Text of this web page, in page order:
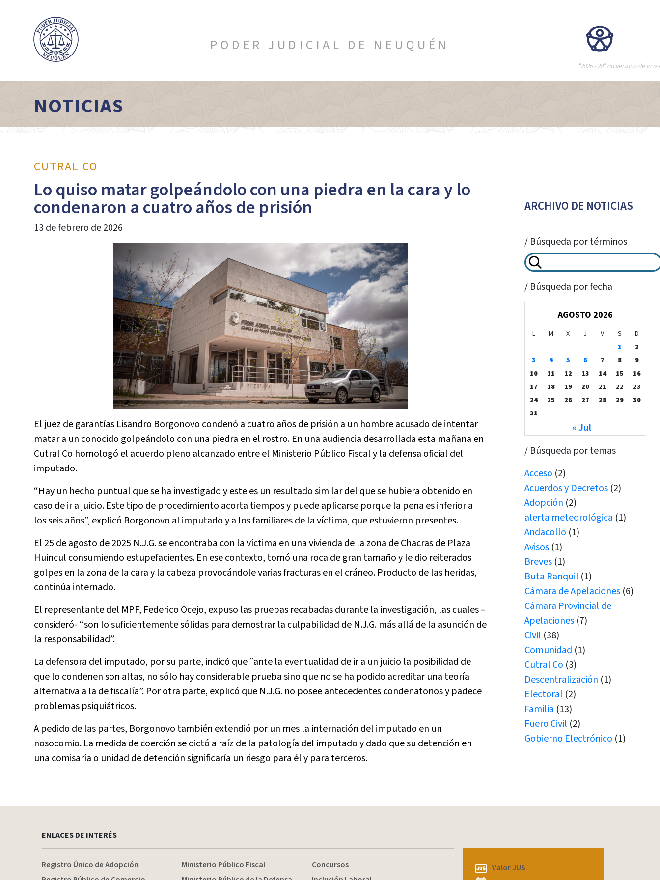
PODER JUDICIAL DE NEUQUÉN
“2026 - 20º aniversario de la
NOTICIAS
CUTRAL CO
Lo quiso matar golpeándolo con una piedra en la cara y lo
condenaron a cuatro años de prisión
13 de febrero de 2026
El juez de garantías Lisandro Borgonovo condenó a cuatro años de prisión a un hombre acusado de intentar
matar a un conocido golpeándolo con una piedra en el rostro. En una audiencia desarrollada esta mañana en
Cutral Co homologó el acuerdo pleno alcanzado entre el Ministerio Público Fiscal y la defensa oficial del
imputado.
“Hay un hecho puntual que se ha investigado y este es un resultado similar del que se hubiera obtenido en
caso de ir a juicio. Este tipo de procedimiento acorta tiempos y puede aplicarse porque la pena es inferior a
los seis años”, explicó Borgonovo al imputado y a los familiares de la víctima, que estuvieron presentes.
El 25 de agosto de 2025 N.J.G. se encontraba con la víctima en una vivienda de la zona de Chacras de Plaza
Huincul consumiendo estupefacientes. En ese contexto, tomó una roca de gran tamaño y le dio reiterados
golpes en la zona de la cara y la cabeza provocándole varias fracturas en el cráneo. Producto de las heridas,
continúa internado.
El representante del MPF, Federico Ocejo, expuso las pruebas recabadas durante la investigación, las cuales –
consideró- “son lo suficientemente sólidas para demostrar la culpabilidad de N.J.G. más allá de la asunción de
la responsabilidad”.
La defensora del imputado, por su parte, indicó que “ante la eventualidad de ir a un juicio la posibilidad de
que lo condenen son altas, no sólo hay considerable prueba sino que no se ha podido acreditar una teoría
alternativa a la de fiscalía”. Por otra parte, explicó que N.J.G. no posee antecedentes condenatorios y padece
problemas psiquiátricos.
A pedido de las partes, Borgonovo también extendió por un mes la internación del imputado en un
nosocomio. La medida de coerción se dictó a raíz de la patología del imputado y dado que su detención en
una comisaría o unidad de detención significaría un riesgo para él y para terceros.
ARCHIVO DE NOTICIAS
/ Búsqueda por términos
/ Búsqueda por fecha
AGOSTO 2026
L M X J V S
D
1
2
3
4 5 6 7 8
9
10
11 12 13 14 15
16
17
18 19 20 21 22
23
24
25 26 27 28 29
30
31
« Jul
/ Búsqueda por temas
Acceso (2)
Acuerdos y Decretos (2)
Adopción (2)
alerta meteorológica (1)
Andacollo (1)
Avisos (1)
Breves (1)
Buta Ranquil (1)
Cámara de Apelaciones (6)
Cámara Provincial de
Apelaciones (7)
Civil (38)
Comunidad (1)
Cutral Co (3)
Descentralización (1)
Electoral (2)
Familia (13)
Fuero Civil (2)
Gobierno Electrónico (1)
Laboral
ENLACES DE INTERÉS
Registro Único de Adopción
Ministerio Público Fiscal
Concursos
Valor JUS